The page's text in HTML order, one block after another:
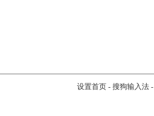
设置首页- 搜狗输入法-